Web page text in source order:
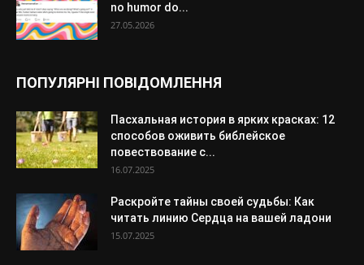
no humor do...
27.05.2026
ПОПУЛЯРНІ ПОВІДОМЛЕННЯ
Пасхальная история в ярких красках: 12
способов оживить библейское
повествование с...
16.07.2025
Раскройте тайны своей судьбы: Как
читать линию Сердца на вашей ладони
15.07.2025